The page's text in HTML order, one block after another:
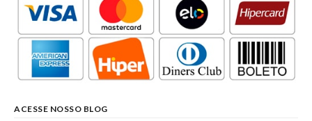
ACESSE NOSSO BLOG